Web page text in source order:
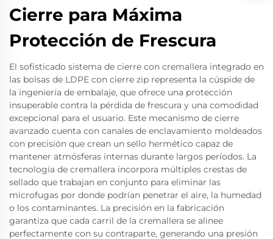
Cierre para Máxima
Protección de Frescura
El sofisticado sistema de cierre con cremallera integrado en
las bolsas de LDPE con cierre zip representa la cúspide de
la ingeniería de embalaje, que ofrece una protección
insuperable contra la pérdida de frescura y una comodidad
excepcional para el usuario. Este mecanismo de cierre
avanzado cuenta con canales de enclavamiento moldeados
con precisión que crean un sello hermético capaz de
mantener atmósferas internas durante largos períodos. La
tecnología de cremallera incorpora múltiples crestas de
sellado que trabajan en conjunto para eliminar las
microfugas por donde podrían penetrar el aire, la humedad
o los contaminantes. La precisión en la fabricación
garantiza que cada carril de la cremallera se alinee
perfectamente con su contraparte, generando una presión